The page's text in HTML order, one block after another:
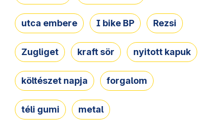
utca embere I bike BP Rezsi
Zugliget kraft sör nyitott kapuk
költészet napja forgalom
téli gumi metal